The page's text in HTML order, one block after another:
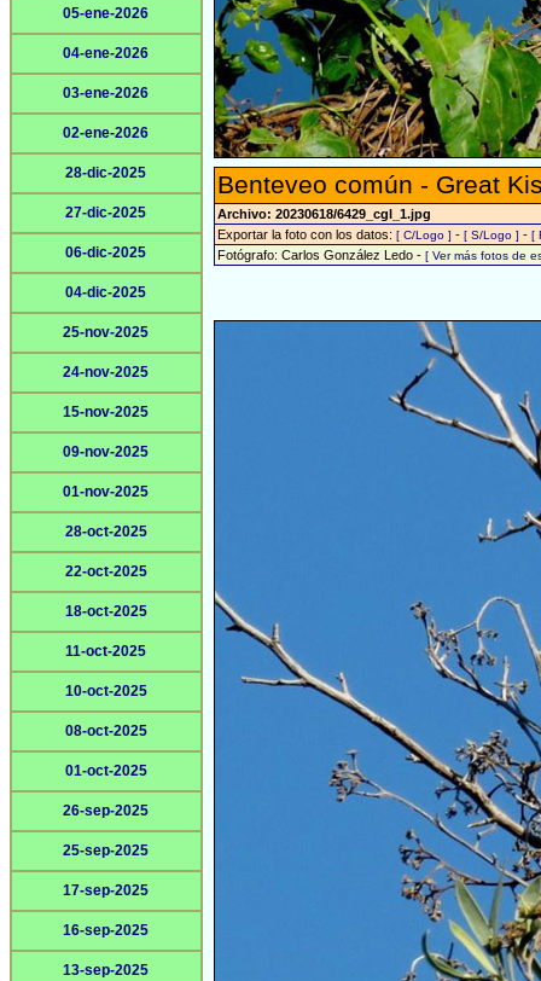
05-ene-2026
04-ene-2026
03-ene-2026
02-ene-2026
28-dic-2025
27-dic-2025
06-dic-2025
04-dic-2025
25-nov-2025
24-nov-2025
15-nov-2025
09-nov-2025
01-nov-2025
28-oct-2025
22-oct-2025
18-oct-2025
11-oct-2025
10-oct-2025
08-oct-2025
01-oct-2025
26-sep-2025
25-sep-2025
17-sep-2025
16-sep-2025
13-sep-2025
Benteveo común - Great
Archivo: 20230618/6429_cgl_1.jpg
Exportar la foto con los datos: [ C/Logo ] - [ S/Logo ] - [
Fotógrafo: Carlos González Ledo - [ Ver más fotos de